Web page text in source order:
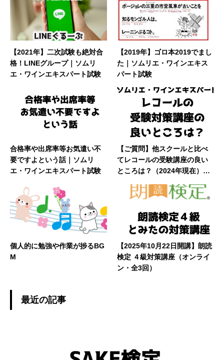
【2021年】二次試験も絶対合
格！LINEグループ｜ソムリ
エ・ワインエキスパート試験
【2019年】ゴロ本2019でまし
た｜ソムリエ・ワインエキス
パート試験
合格率や出席率等お気遣い不
要ですよという話｜ソムリ
エ・ワインエキスパート試験
【ご質問】他スクールと比べ
てレコールの受験講座の良い
ところは？（2024年現在）｜
ト試験
個人的に勉強や作業が捗るBG
M
【2025年10月22日開講】朗読
検定 ４級対策講座（オンライ
ン・全3回）
最近の記事